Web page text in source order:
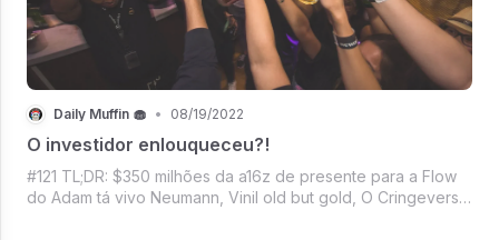
Daily Muffin 🧁 • 08/19/2022
O investidor enlouqueceu?!
#121 TL;DR: $350 milhões da a16z de presente para a Flow
do Adam tá vivo Neumann, Vinil old but gold, O Cringeverso